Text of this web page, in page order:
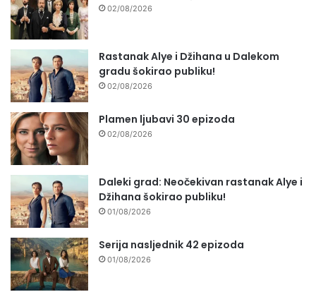
02/08/2026
Rastanak Alye i Džihana u Dalekom
gradu šokirao publiku!
02/08/2026
Plamen ljubavi 30 epizoda
02/08/2026
Daleki grad: Neočekivan rastanak Alye i
Džihana šokirao publiku!
01/08/2026
Serija nasljednik 42 epizoda
01/08/2026